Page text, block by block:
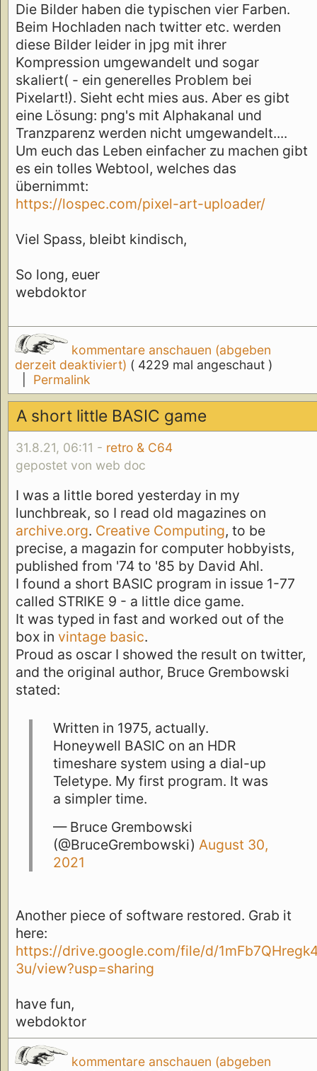
Die Bilder haben die typischen vier Farben.
Beim Hochladen nach twitter etc. werden
diese Bilder leider in jpg mit ihrer
Kompression umgewandelt und sogar
skaliert( - ein generelles Problem bei
Pixelart!). Sieht echt mies aus. Aber es gibt
eine Lösung: png's mit Alphakanal und
Tranzparenz werden nicht umgewandelt....
Um euch das Leben einfacher zu machen gibt
es ein tolles Webtool, welches das
übernimmt:
https://lospec.com/pixel-art-uploader/
Viel Spass, bleibt kindisch,
So long, euer
webdoktor
kommentare anschauen (abgeben
derzeit deaktiviert) ( 4229 mal angeschaut )
Permalink
A short little BASIC game
31.8.21, 06:11 - retro & C64
gepostet von web doc
I was a little bored yesterday in my
lunchbreak, so I read old magazines on
archive.org. Creative Computing, to be
precise, a magazin for computer hobbyists,
published from '74 to '85 by David Ahl.
I found a short BASIC program in issue 1-77
called STRIKE 9 - a little dice game.
It was typed in fast and worked out of the
box in vintage basic.
Proud as oscar I showed the result on twitter,
and the original author, Bruce Grembowski
stated:
Written in 1975, actually.
Honeywell BASIC on an HDR
timeshare system using a dial-up
Teletype. My first program. It was
a simpler time.
— Bruce Grembowski
(@BruceGrembowski)August 30,
2021
Another piece of software restored. Grab it
here:
https://drive.google.com/file/d/
3u/view?usp=sharing
have fun,
webdoktor
kommentare anschauen (abgeben